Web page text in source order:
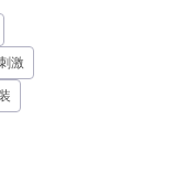
激